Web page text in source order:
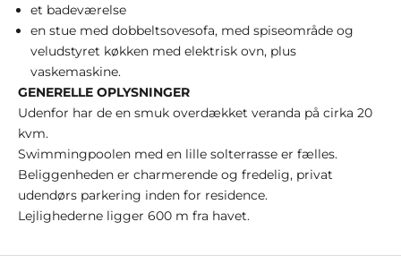
et badeværelse
en stue med dobbeltsovesofa, med spiseområde og
veludstyret køkken med elektrisk ovn, plus
vaskemaskine.
GENERELLE OPLYSNINGER
Udenfor har de en smuk overdækket veranda på cirka 20
kvm.
Swimmingpoolen med en lille solterrasse er fælles.
Beliggenheden er charmerende og fredelig, privat
udendørs parkering inden for residence.
Lejlighederne ligger 600 m fra havet.